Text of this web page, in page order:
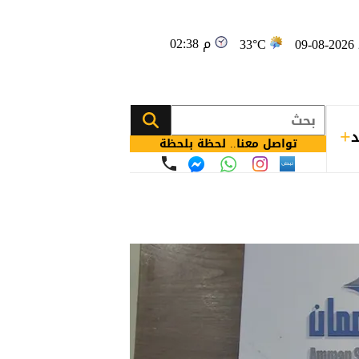
33°C 02:38 م
تواصل معنا.. لحظة بلحظة